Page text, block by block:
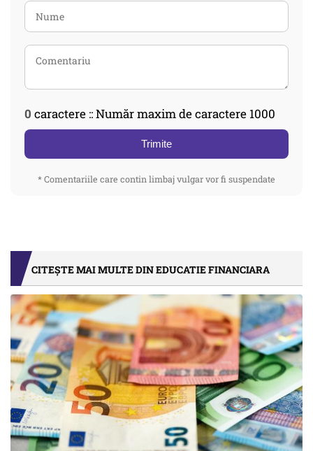
0 caractere :: Număr maxim de caractere 1000
Trimite
* Comentariile care contin limbaj vulgar vor fi suspendate
CITEȘTE MAI MULTE DIN EDUCATIE FINANCIARA